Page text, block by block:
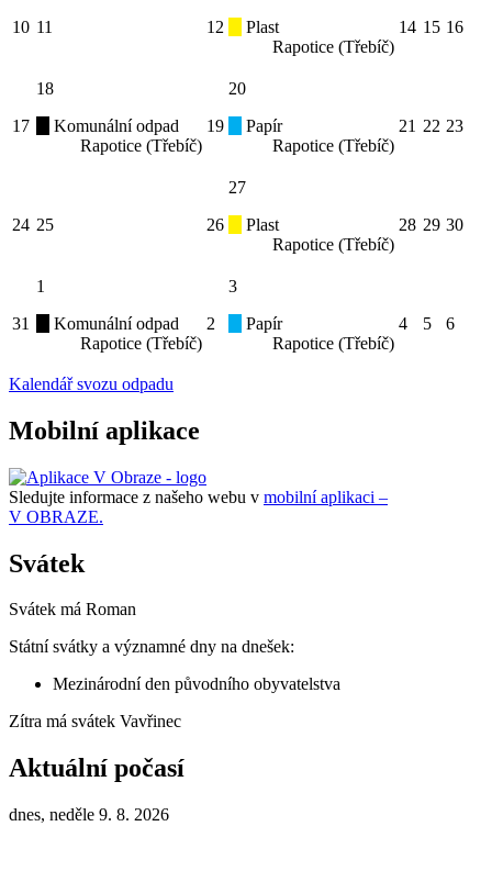
10 11 12
Plast
Rapotice (Třebíč)
14 15 16
17
18
Komunální odpad
Rapotice (Třebíč)
19
20
Papír
Rapotice (Třebíč)
21 22 23
24 25 26
27
Plast
Rapotice (Třebíč)
28 29 30
31
1
Komunální odpad
Rapotice (Třebíč)
2
3
Papír
Rapotice (Třebíč)
4 5 6
Kalendář svozu odpadu
Mobilní aplikace
Sledujte informace z našeho webu v mobilní aplikaci –
V OBRAZE.
Svátek
Svátek má Roman
Státní svátky a významné dny na dnešek:
Mezinárodní den původního obyvatelstva
Zítra má svátek Vavřinec
Aktuální počasí
dnes, neděle 9. 8. 2026